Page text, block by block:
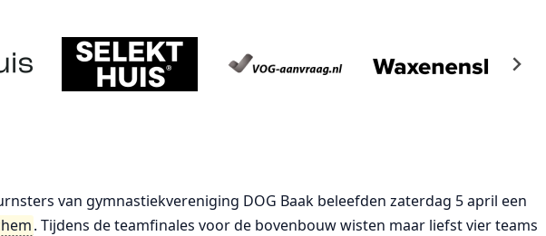
van gymnastiekvereniging DOG Baak beleefden zaterdag 5 april een
. Tijdens de teamfinales voor de bovenbouw wisten maar liefst vier teams